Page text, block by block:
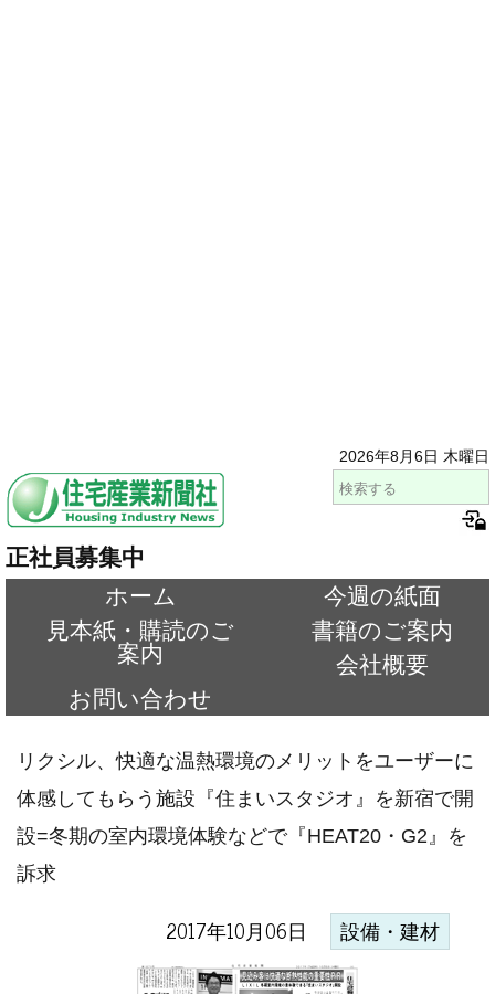
2026年8月6日 木曜日
正社員募集中
ホーム
今週の紙面
見本紙・購読のご
案内
書籍のご案内
会社概要
お問い合わせ
リクシル、快適な温熱環境のメリットをユーザーに
体感してもらう施設『住まいスタジオ』を新宿で開
設=冬期の室内環境体験などで『HEAT20・G2』を
訴求
2017年10月06日 設備・建材